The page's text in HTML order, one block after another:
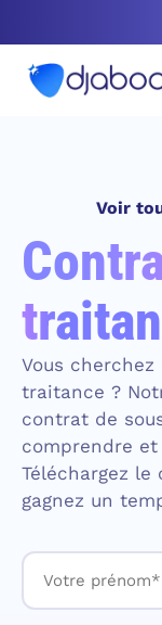
Voir
Vous
traitance ?
contrat de
comprendre
Téléchargez le
gagnez un